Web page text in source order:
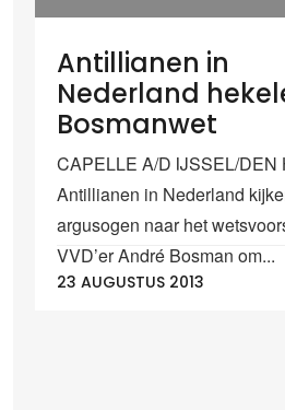
Antillianen in
Nederland
Bosmanwet
CAPELLE A/D IJSSEL/DEN
Antillianen in Nederland
argusogen naar het
VVD’er André Bosman om...
23 AUGUSTUS 2013